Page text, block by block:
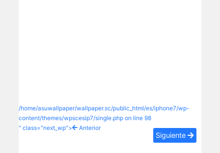
/home/asuwallpaper/wallpaper.sc/public_html/es/iphone7/wp-
content/themes/wpscesip7/single.php on line 98
" class="next_wp">
Anterior
Siguiente